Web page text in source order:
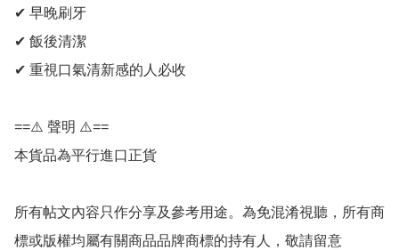
✔ 早晚刷牙
✔ 飯後清潔
✔ 重視口氣清新感的人必收
==⚠️ 聲明 ⚠️==
本貨品為平行進口正貨
所有帖文內容只作分享及參考用途。為免混淆視聽，所有商
標或版權均屬有關商品品牌商標的持有人，敬請留意